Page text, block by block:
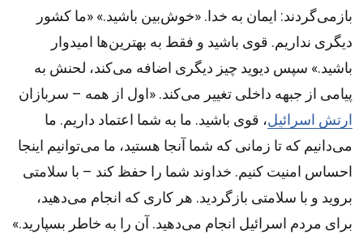
بازمی‌گردند: ایمان به خدا. «خوش‌بین باشید.» «ما کشور
دیگری نداریم. قوی باشید و فقط به بهترین‌ها امیدوار
باشید.» سپس دیوید چیز دیگری اضافه می‌کند، لحنش به
پیامی از جبهه داخلی تغییر می‌کند. «اول از همه – سربازان
ارتش اسرائیل، قوی باشید. ما به شما اعتماد داریم. ما
می‌دانیم که تا زمانی که شما آنجا هستید، ما می‌توانیم اینجا
احساس امنیت کنیم. خداوند شما را حفظ کند – با سلامتی
بروید و با سلامتی بازگردید. هر کاری که انجام می‌دهید،
برای مردم اسرائیل انجام می‌دهید. آن را به خاطر بسپارید.»